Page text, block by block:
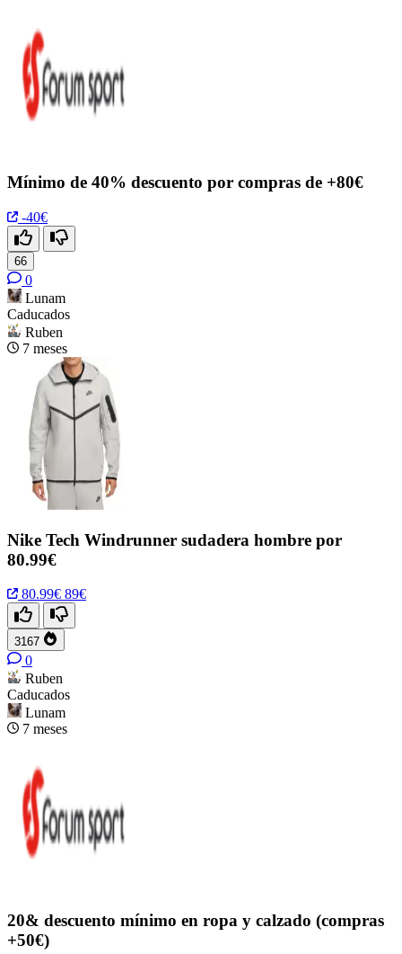
Mínimo de 40% descuento por compras de +80€
-40€
66
0
Lunam
Caducados
Ruben
7 meses
Nike Tech Windrunner sudadera hombre por
80.99€
80.99€ 89€
3167
0
Ruben
Caducados
Lunam
7 meses
20& descuento mínimo en ropa y calzado (compras
+50€)